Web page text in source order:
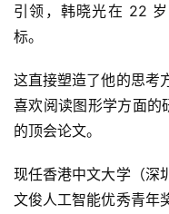
引领，韩晓光在 22
标。
这直接塑造了他的思考
喜欢阅读图形学方面的
的顶会论文。
现任香港中文大学（深
文俊人工智能优秀青年